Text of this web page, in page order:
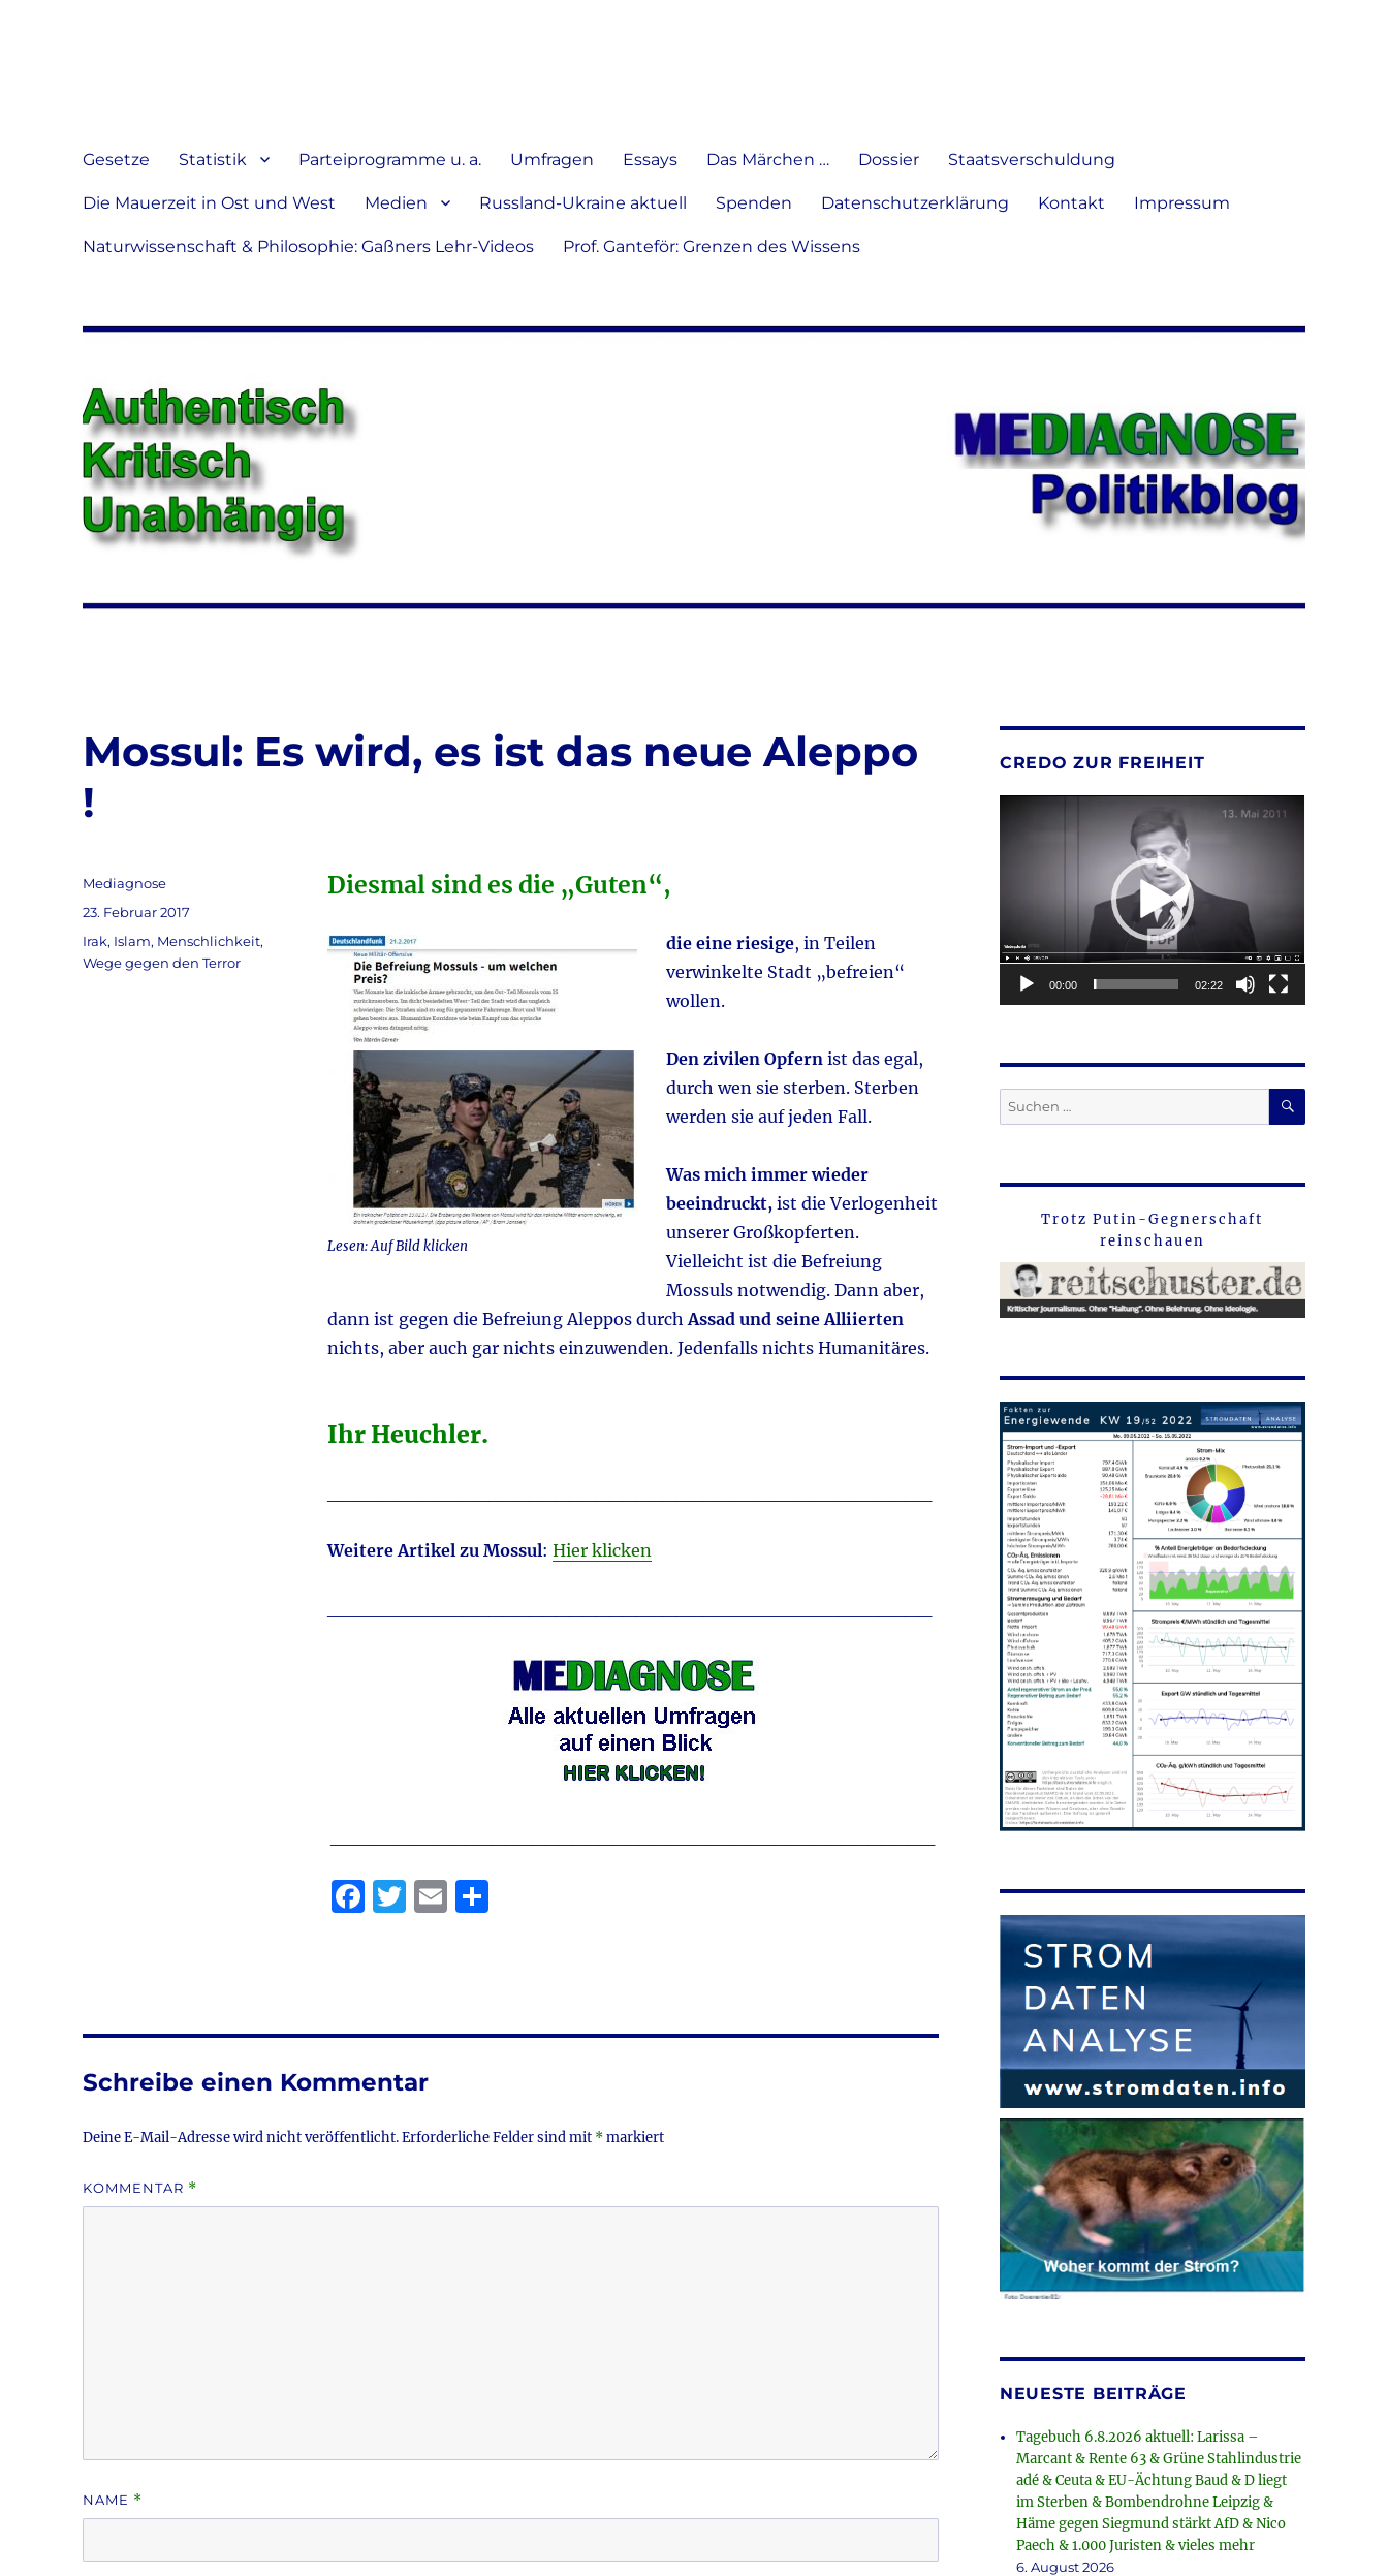
verbreiten
Gesetze Statistik Parteiprogramme u. a. Umfragen Essays Das Märchen … Dossier Staatsverschuldung
Die Mauerzeit in Ost und West Medien Russland-Ukraine aktuell Spenden Datenschutzerklärung Kontakt Impressum
Naturwissenschaft & Philosophie: Gaßners Lehr-Videos Prof. Ganteför: Grenzen des Wissens
Mossul: Es wird, es ist das neue Aleppo
!
Diesmal sind es die „Guten“,
Lesen: Auf Bild klicken
die eine riesige, in Teilen
verwinkelte Stadt „befreien“
wollen.
Den zivilen Opfernist das egal,
durch wen sie sterben. Sterben
werden sie auf jeden Fall.
Was mich immer wieder
beeindruckt,ist die Verlogenheit
unserer Großkopferten.
Vielleicht ist die Befreiung
Mossuls notwendig. Dann aber,
dann ist gegen die Befreiung Aleppos durchAssad und seine Alliierten
nichts, aber auch gar nichts einzuwenden. Jedenfalls nichts Humanitäres.
Ihr Heuchler.
Weitere Artikel zu Mossul: Hier klicken
F
b
o
k
T
r
E T
Autor
Mediagnose
Veröffentlicht
am
23. Februar 2017
Kategorien
Irak, Islam, Menschlichkeit,
Wege gegen den Terror
Schreibe einen Kommentar
Deine E-Mail-Adresse wird nicht veröffentlicht.Erforderliche Felder sind mit *markiert
KOMMENTAR *
NAME *
CREDO ZUR FREIHEIT
00:00 02:22
Suche
nach:
SUCHEN
Trotz Putin-Gegnerschaft
reinschauen
NEUESTE BEITRÄGE
Tagebuch 6.8.2026 aktuell: Larissa –
Marcant & Rente 63 & Grüne Stahlindustrie
adé & Ceuta & EU-Ächtung Baud & D liegt
im Sterben & Bombendrohne Leipzig &
Häme gegen Siegmund stärkt AfD & Nico
Paech & 1.000 Juristen & vieles mehr
6. August 2026